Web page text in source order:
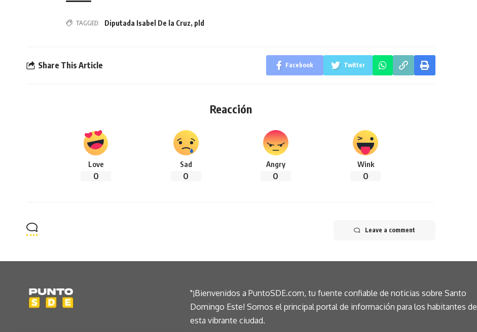
TAGGED: Diputada Isabel De la Cruz, pld
Share This Article Facebook Twitter
Reacción
Love
0
Sad
0
Angry
0
Wink
0
Leave a comment
"¡Bienvenidos a PuntoSDE.com, tu fuente confiable de noticias sobre Santo
Domingo Este! Somos el principal portal de información para los habitantes de
esta vibrante ciudad.